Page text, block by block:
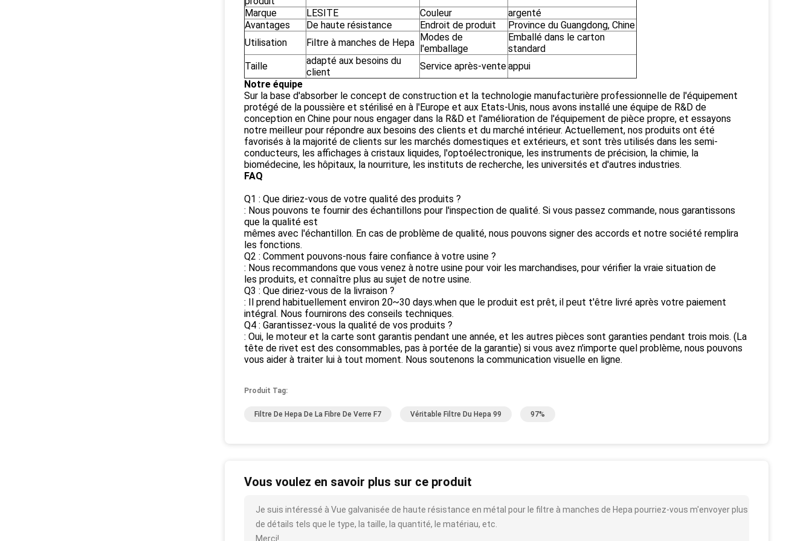
Marque
LESITE Couleur
argenté
Avantages
De haute résistance Endroit de produit
Province du Guangdong, Chine
Utilisation
Filtre à manches de Hepa Modes de
l'emballage
Emballé dans le carton
standard
Taille
adapté aux besoins du
client
Service après-venteappui
Notre équipe
Sur la base d'absorber le concept de construction et la technologie manufacturière professionnelle de l'équipement
protégé de la poussière et stérilisé en à l'Europe et aux Etats-Unis, nous avons installé une équipe de R&D de
conception en Chine pour nous engager dans la R&D et l'amélioration de l'équipement de pièce propre, et essayons
notre meilleur pour répondre aux besoins des clients et du marché intérieur. Actuellement, nos produits ont été
favorisés à la majorité de clients sur les marchés domestiques et extérieurs, et sont très utilisés dans les semi-
conducteurs, les affichages à cristaux liquides, l'optoélectronique, les instruments de précision, la chimie, la
biomédecine, les hôpitaux, la nourriture, les instituts de recherche, les universités et d'autres industries.
FAQ
Q1 : Que diriez-vous de votre qualité des produits ?
: Nous pouvons te fournir des échantillons pour l'inspection de qualité. Si vous passez commande, nous garantissons
que la qualité est
mêmes avec l'échantillon. En cas de problème de qualité, nous pouvons signer des accords et notre société remplira
les fonctions.
Q2 : Comment pouvons-nous faire confiance à votre usine ?
: Nous recommandons que vous venez à notre usine pour voir les marchandises, pour vérifier la vraie situation de
les produits, et connaître plus au sujet de notre usine.
Q3 : Que diriez-vous de la livraison ?
: Il prend habituellement environ 20~30 days.when que le produit est prêt, il peut t'être livré après votre paiement
intégral. Nous fournirons des conseils techniques.
Q4 : Garantissez-vous la qualité de vos produits ?
: Oui, le moteur et la carte sont garantis pendant une année, et les autres pièces sont garanties pendant trois mois. (La
tête de rivet est des consommables, pas à portée de la garantie) si vous avez n'importe quel problème, nous pouvons
vous aider à traiter lui à tout moment. Nous soutenons la communication visuelle en ligne.
Produit Tag:
Filtre De Hepa De La Fibre De Verre F7 Véritable Filtre Du Hepa 99 97%
Vous voulez en savoir plus sur ce produit
Je suis intéressé à Vue galvanisée de haute résistance en métal pour le filtre à manches de Hepa pourriez-vous m'envoyer plus
de détails tels que le type, la taille, la quantité, le matériau, etc.
Merci!